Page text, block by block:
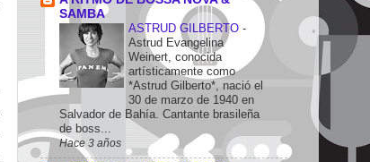
SAMBA
ASTRUD GILBERTO -
Astrud Evangelina
Weinert, conocida
artísticamente como
*Astrud Gilberto*, nació el
30 de marzo de 1940 en
Salvador de Bahía. Cantante brasileña
de boss...
Hace 3 años